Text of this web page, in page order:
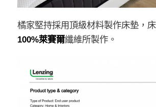
橘家堅持採用頂級材料製作床墊，
100%萊賽爾纖維所製作。